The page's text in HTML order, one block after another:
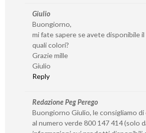
Giulio
Buongiorno,
mi fate sapere se avete disponibile il
quali colori?
Grazie mille
Giulio
Reply
Redazione Peg Perego
Buongiorno Giulio, le consigliamo
al numero verde 800 147 414 (solo